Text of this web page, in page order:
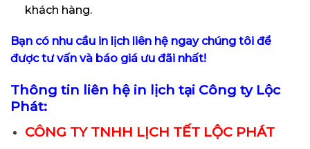
khách hàng.
Bạn có nhu cầu in lịch liên hệ ngay chúng tôi để
được tư vấn và báo giá ưu đãi nhất!
Thông tin liên hệ in lịch tại Công ty Lộc
Phát:
CÔNG TY TNHH LỊCH TẾT LỘC PHÁT